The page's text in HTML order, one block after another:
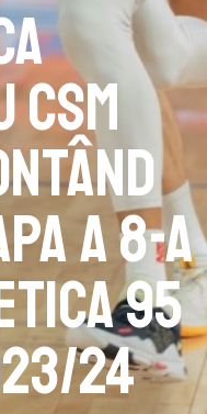
a 8-a
95
24